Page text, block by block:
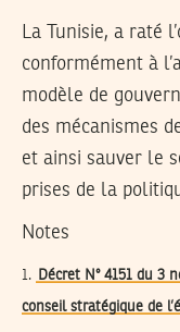
La Tunisie, a raté
conformément à
modèle de
des mécanismes
et ainsi sauver le
prises de la
Notes
1. Décret N° 4151 du 3
conseil stratégique de